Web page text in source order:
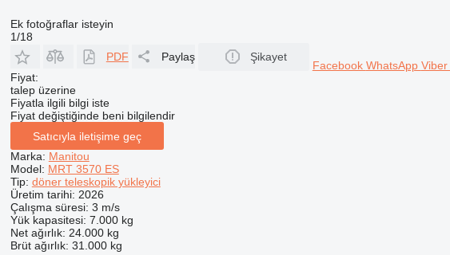
Ek fotoğraflar isteyin
1/18
PDF
Paylaş Şikayet
Facebook WhatsApp Viber
Fiyat:
talep üzerine
Fiyatla ilgili bilgi iste
Fiyat değiştiğinde beni bilgilendir
Satıcıyla iletişime geç
Marka: Manitou
Model: MRT 3570 ES
Tip: döner teleskopik yükleyici
Üretim tarihi: 2026
Çalışma süresi: 3 m/s
Yük kapasitesi: 7.000 kg
Net ağırlık: 24.000 kg
Brüt ağırlık: 31.000 kg